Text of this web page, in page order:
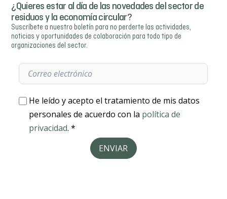
¿Quieres estar al día de las novedades del sector de
residuos y la economía circular?
Suscríbete a nuestro boletín para no perderte las actividades,
noticias y oportunidades de colaboración para todo tipo de
organizaciones del sector.